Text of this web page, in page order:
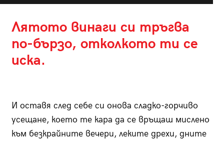
Лятото винаги си тръгва
по-бързо, отколкото ти се
иска.
И оставя след себе си онова сладко-горчиво
усещане, което те кара да се връщаш мислено
към безкрайните вечери, леките дрехи, дните